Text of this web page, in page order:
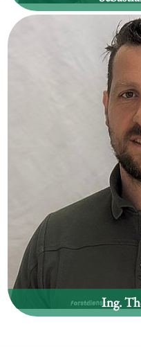
Waldgebiet:
Ing.